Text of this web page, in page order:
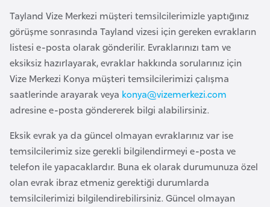
Tayland Vize Merkezi müşteri temsilcilerimizle yaptığınız
görüşme sonrasında Tayland vizesi için gereken evrakların
listesi e-posta olarak gönderilir. Evraklarınızı tam ve
eksiksiz hazırlayarak, evraklar hakkında sorularınız için
Vize Merkezi Konya müşteri temsilcilerimizi çalışma
saatlerinde arayarak veya konya@vizemerkezi.com
adresine e-posta göndererek bilgi alabilirsiniz.
Eksik evrak ya da güncel olmayan evraklarınız var ise
temsilcilerimiz size gerekli bilgilendirmeyi e-posta ve
telefon ile yapacaklardır. Buna ek olarak durumunuza özel
olan evrak ibraz etmeniz gerektiği durumlarda
temsilcilerimizi bilgilendirebilirsiniz. Güncel olmayan
s
t
a
n
B
r
k
i
n
a